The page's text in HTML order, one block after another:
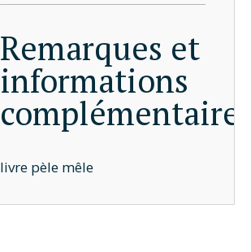
Remarques et
informations
livre pèle mêle